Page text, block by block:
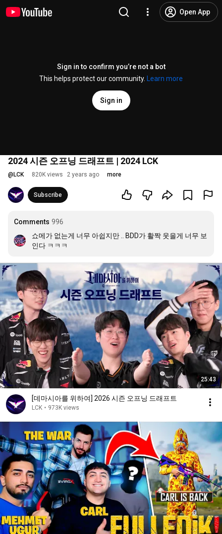
Open App
Sign in to confirm you’re not a bot
This helps protect our community.
Learn more
Sign in
2024 시즌 오프닝 드래프트 | 2024 LCK
@ LCK 820K views 2 years ago more
Subscribe
Comments 996
쇼메가 없는게 너무 아쉽지만 .. BDD가 활짝 웃을게 너무 보
인다 ㅋㅋㅋ
25:43
[데마시아를 위하여] 2026 시즌 오프닝 드래프트
LCK • 973K views